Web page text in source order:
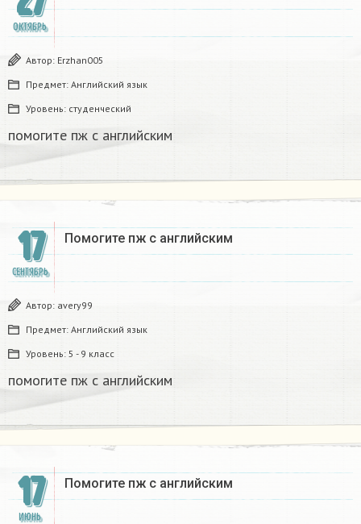
ОКТЯБРЬ
Автор: Erzhan005
Предмет: Английский язык
Уровень: студенческий
помогите пж с английским​
17
СЕНТЯБРЬ
Помогите пж с английским​
Автор: avery99
Предмет: Английский язык
Уровень: 5 - 9 класс
помогите пж с английским​
17
ИЮНЬ
Помогите пж с английским​